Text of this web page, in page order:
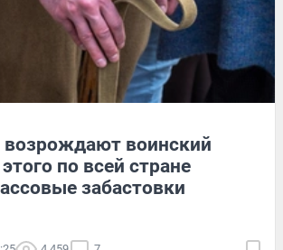
возрождают воинский
по всей стране
забастовки